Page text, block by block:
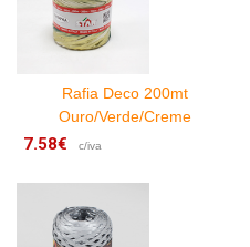
Rafia Deco 200mt
Ouro/Verde/Creme
7.58€ c/iva